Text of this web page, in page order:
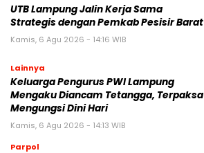
UTB Lampung Jalin Kerja Sama
Strategis dengan Pemkab Pesisir Barat
Kamis, 6 Agu 2026 - 14:16 WIB
Lainnya
Keluarga Pengurus PWI Lampung
Mengaku Diancam Tetangga, Terpaksa
Mengungsi Dini Hari
Kamis, 6 Agu 2026 - 14:13 WIB
Parpol